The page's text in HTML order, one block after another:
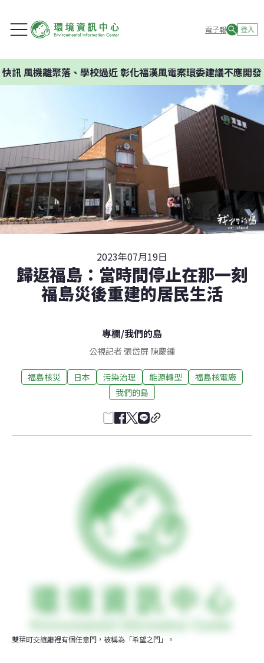
電子報 登入
學校過近 彰化福漢風電案環委建議不應開發
2023年07月19日
歸返福島：當時間停止在那一刻
福島災後重建的居民生活
專欄/我們的島
公視記者 張岱屏 陳慶鍾
福島核災 日本 污染治理 能源轉型
福島核電廠
我們的島
雙葉町交誼廳裡有個任意門，被稱為「希望之門」。